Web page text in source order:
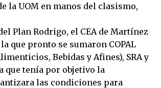
la UOM en manos del clasismo,
Plan Rodrigo, el CEA de Martínez
que pronto se sumaron COPAL
Bebidas y Afines), SRA y
que tenía por objetivo la
las condiciones para